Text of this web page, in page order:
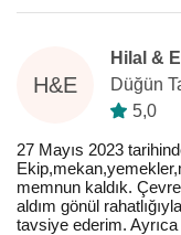
H&E
Hilal &
Düğün
5,0
27 Mayıs 2023
memnun kaldık.
aldım gönül
tavsiye ederim.